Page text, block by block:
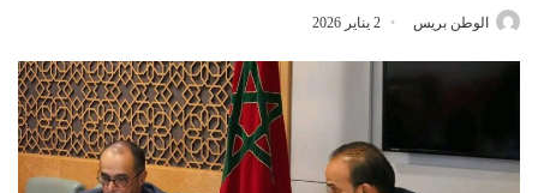
الوطن بريس 2 يناير 2026